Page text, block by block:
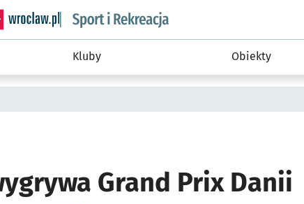
informacyjny wroclaw.pl podserwis: Sport i rekreacja
Kluby Obiekty
Grand Prix Danii